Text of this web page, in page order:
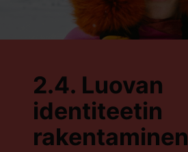
2.4. Luovan
identiteetin
rakentaminen